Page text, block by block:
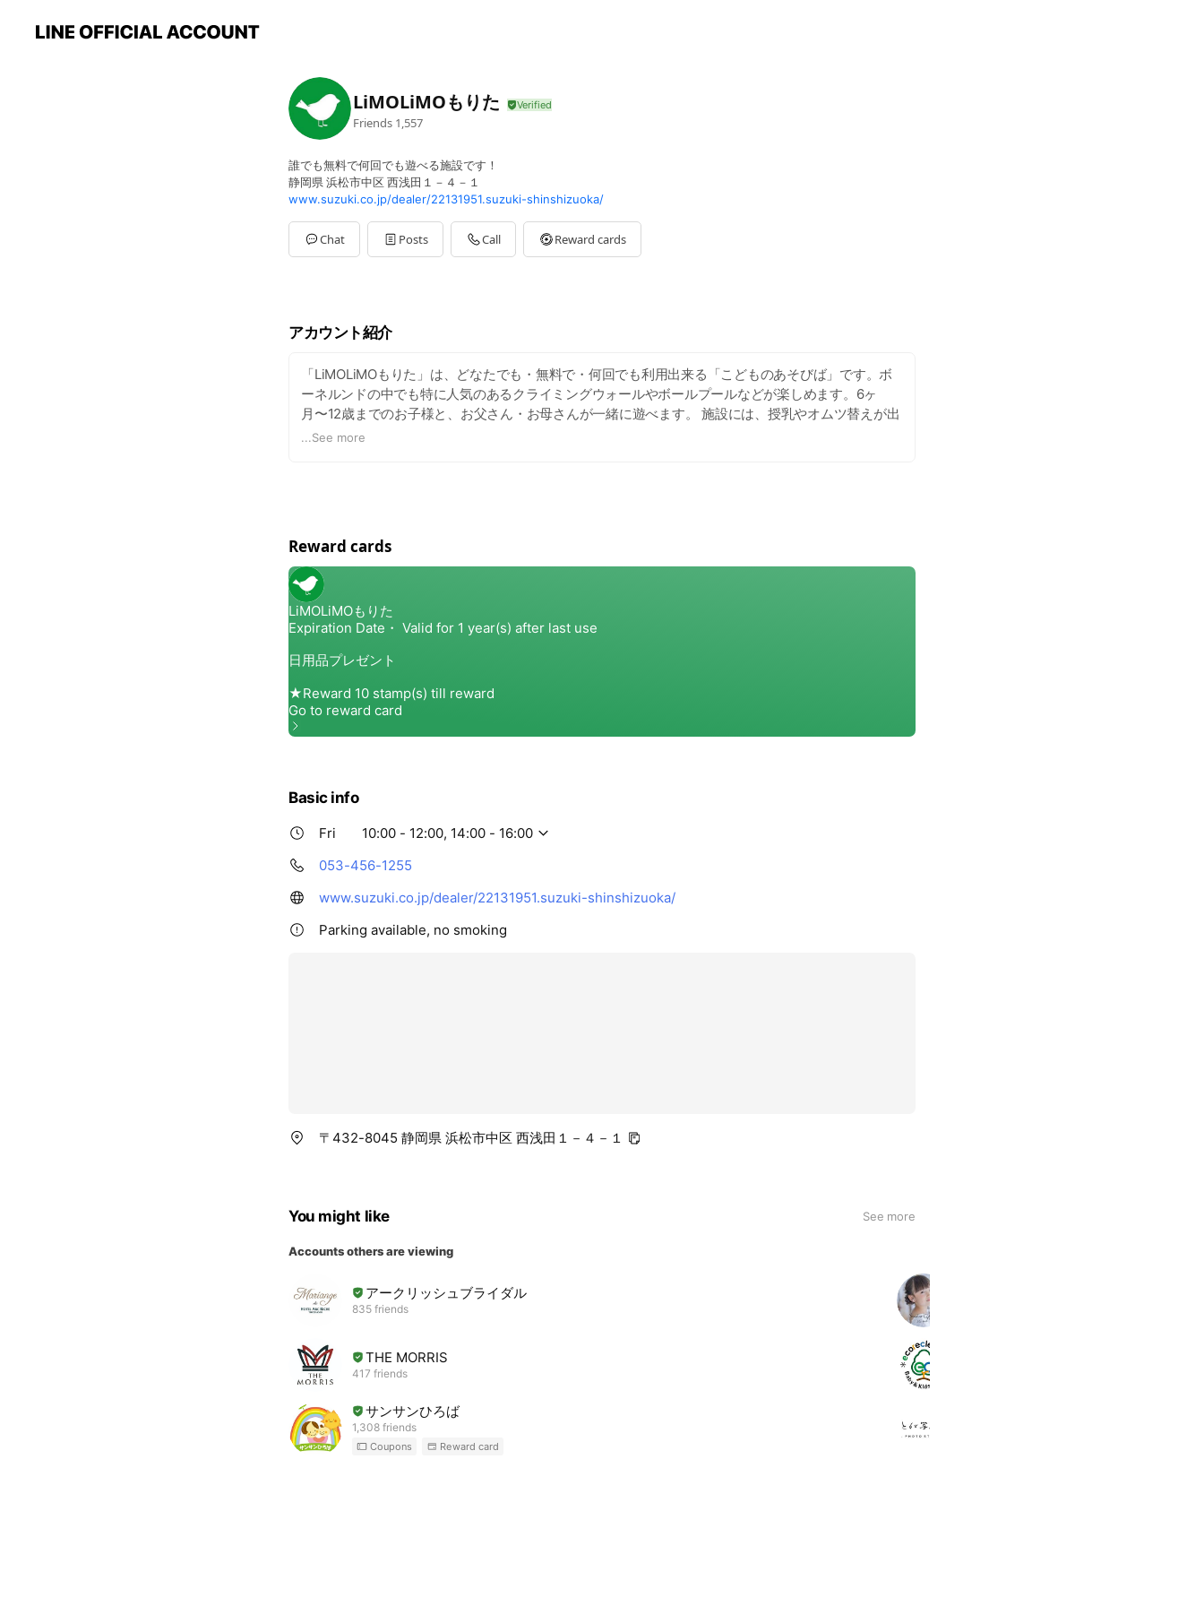
LiMOLiMOもりた
Friends 1,557
誰でも無料で何回でも遊べる施設です！
静岡県 浜松市中区 西浅田１－４－１
www.suzuki.co.jp/dealer/22131951.suzuki-shinshizuoka/
Chat Posts Call Reward cards
アカウント紹介
「LiMOLiMOもりた」は、どなたでも・無料で・何回でも利用出来る「こどものあそびば」です。ボ
ーネルンドの中でも特に人気のあるクライミングウォールやボールプールなどが楽しめます。6ヶ
月〜12歳までのお子様と、お父さん・お母さんが一緒に遊べます。 施設には、授乳やオムツ替えが出
来る多目的室と、女性トイレにオムツ替えの台もございます。 お気軽にご利用ください。
...See more
Reward cards
Basic info
Fri
10:00 - 12:00, 14:00 - 16:00
053-456-1255
www.suzuki.co.jp/dealer/22131951.suzuki-shinshizuoka/
Parking available, no smoking
〒432-8045 静岡県 浜松市中区 西浅田１－４－１
You might like See more
Accounts others are viewing
アークリッシュブライダル
835 friends
THE MORRIS
417 friends
サンサンひろば
1,308 friends
Coupons Reward card